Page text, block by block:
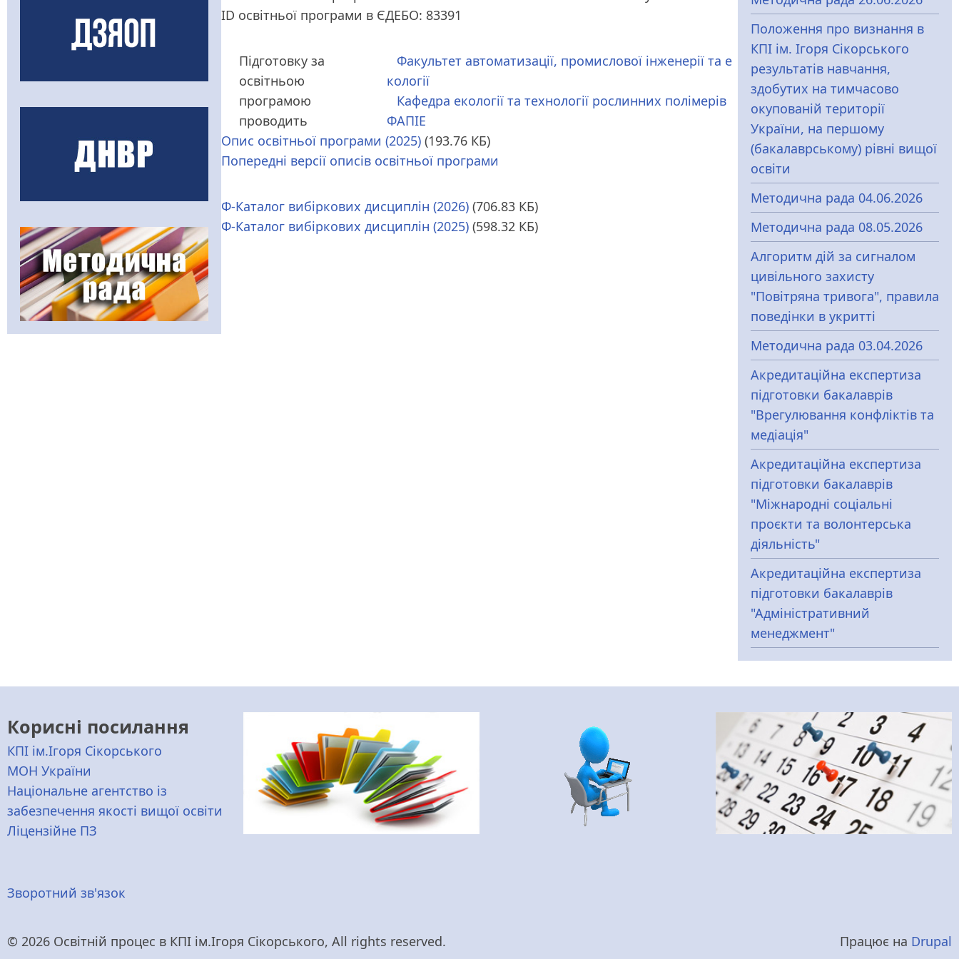
ID освітньої програми в ЄДЕБО: 83391
Підготовку за
освітньою
програмою
проводить
Факультет автоматизації, промислової інженерії та е
кології
Кафедра екології та технології рослинних полімерів
ФАПІЕ
Опис освітньої програми (2025) (193.76 КБ)
Попередні версії описів освітньої програми
Ф-Каталог вибіркових дисциплін (2026) (706.83 КБ)
Ф-Каталог вибіркових дисциплін (2025) (598.32 КБ)
Положення про визнання в
КПІ ім. Ігоря Сікорського
результатів навчання,
здобутих на тимчасово
окупованій території
України, на першому
(бакалаврському) рівні вищої
освіти
Методична рада 04.06.2026
Методична рада 08.05.2026
Алгоритм дій за сигналом
цивільного захисту
"Повітряна тривога", правила
поведінки в укритті
Методична рада 03.04.2026
Акредитаційна експертиза
підготовки бакалаврів
"Врегулювання конфліктів та
медіація"
Акредитаційна експертиза
підготовки бакалаврів
"Міжнародні соціальні
проєкти та волонтерська
діяльність"
Акредитаційна експертиза
підготовки бакалаврів
"Адміністративний
менеджмент"
Корисні посилання
КПІ ім.Ігоря Сікорського
МОН України
Національне агентство із
забезпечення якості вищої освіти
Ліцензійне ПЗ
Меню
колонтитулу
Зворотний зв'язок
© 2026 Освітній процес в КПІ ім.Ігоря Сікорського, All rights reserved. Працює на Drupal